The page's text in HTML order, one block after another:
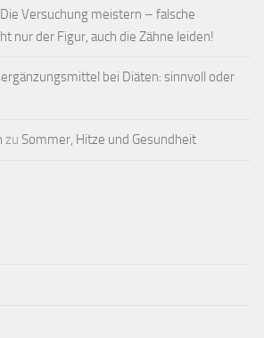
Die Versuchung meistern – falsche
nur der Figur, auch die Zähne leiden!
bei Diäten: sinnvoll oder
zu Sommer, Hitze und Gesundheit